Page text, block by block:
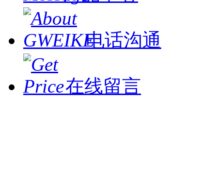
电话沟通
在线留言